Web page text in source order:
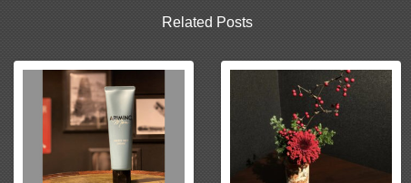
Related Posts